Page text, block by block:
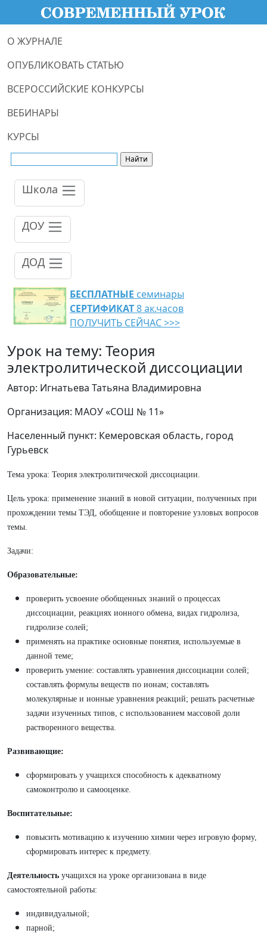
О ЖУРНАЛЕ
ОПУБЛИКОВАТЬ СТАТЬЮ
ВСЕРОССИЙСКИЕ КОНКУРСЫ
ВЕБИНАРЫ
КУРСЫ
Школа
ДОУ
ДОД
БЕСПЛАТНЫЕ семинары
СЕРТИФИКАТ8 ак.часов
ПОЛУЧИТЬ СЕЙЧАС >>>
Урок на тему: Теория
электролитической диссоциации
Автор: Игнатьева Татьяна Владимировна
Организация: МАОУ «СОШ № 11»
Населенный пункт: Кемеровская область, город
Гурьевск
Тема урока: Теория электролитической диссоциации.
Цель урока: применение знаний в новой ситуации, полученных при
прохождении темы ТЭД, обобщение и повторение узловых вопросов
темы.
Задачи:
Образовательные:
проверить усвоение обобщенных знаний о процессах
диссоциации, реакциях ионного обмена, видах гидролиза,
гидролизе солей;
применять на практике основные понятия, используемые в
данной теме;
проверить умение: составлять уравнения диссоциации солей;
составлять формулы веществ по ионам; составлять
молекулярные и ионные уравнения реакций; решать расчетные
задачи изученных типов, с использованием массовой доли
растворенного вещества.
Развивающие:
сформировать у учащихся способность к адекватному
самоконтролю и самооценке.
Воспитательные:
повысить мотивацию к изучению химии через игровую форму,
сформировать интерес к предмету.
Деятельность учащихся на уроке организована в виде
самостоятельной работы:
индивидуальной;
парной;